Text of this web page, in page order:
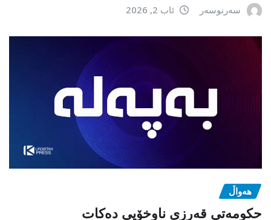
سەرنوسەر ئاب 2, 2026
هەواڵ
حکومەتی قەرزی ناوخۆیی دەکات